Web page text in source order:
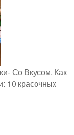
Со Вкусом. Как
10 красочных